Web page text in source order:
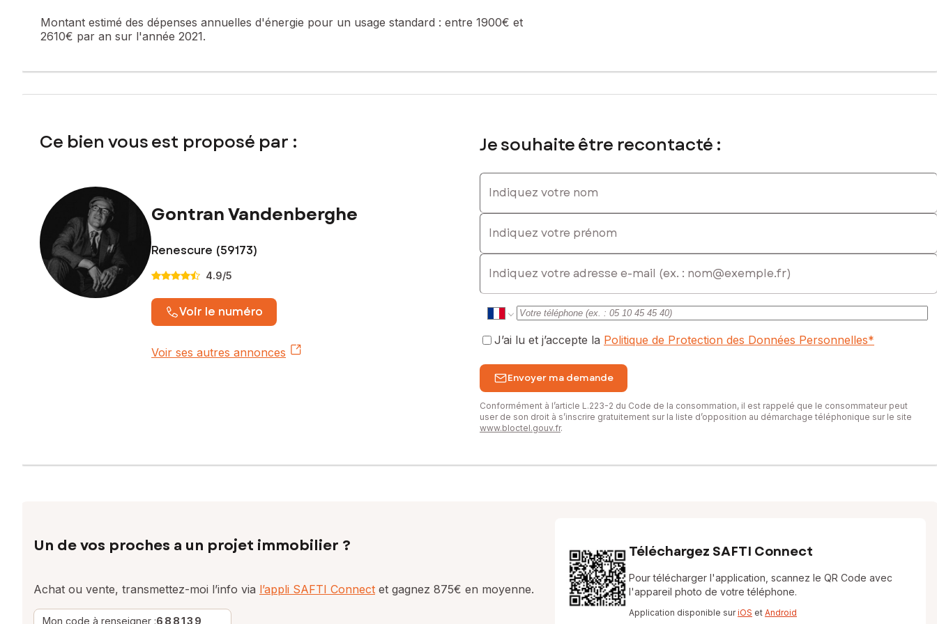
Honoraires charge acquéreur : 11 000 € soit 4,66 % TTC de la valeur du bien hors honoraires
numéro 852 031 343
Montant estimé des dépenses annuelles d'énergie pour un usage standard : entre 1900€ et
2610€ par an sur l'année 2021.
Ce bien vous est proposé par :
Gontran Vandenberghe
Renescure (59173)
4.9/5
Voir le numéro
Voir ses autres annonces
Je souhaite être recontacté :
Indiquez votre nom
Indiquez votre prénom
E-mail
J’ai lu et j’accepte la Politique de Protection des Données Personnelles*
Envoyer ma demande
Conformément à l’article L.223-2 du Code de la consommation, il est rappelé que le consommateur peut
user de son droit à s’inscrire gratuitement sur la liste d’opposition au démarchage téléphonique sur le site
www.bloctel.gouv.fr.
Un de vos proches a un projet immobilier ?
Achat ou vente, transmettez-moi l’info via l’appli SAFTI Connect et gagnez 875€ en moyenne.
Mon code à renseigner :688139
Téléchargez SAFTI Connect
Pour télécharger l'application, scannez le QR Code avec
l'appareil photo de votre téléphone.
Application disponible suriOS et Android